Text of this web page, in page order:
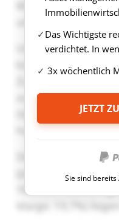
Das Wichtigste
verdichtet. In
3x wöchentlich
JETZT
Sie sind bereits